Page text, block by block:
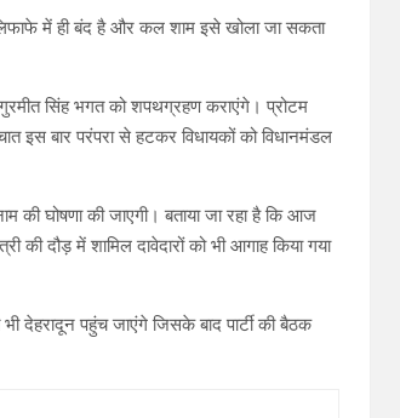
में ही बंद है और कल शाम इसे खोला जा सकता
सिंह भगत को शपथग्रहण कराएंगे। प्रोटम
इस बार परंपरा से हटकर विधायकों को विधानमंडल
घोषणा की जाएगी। बताया जा रहा है कि आज
दौड़ में शामिल दावेदारों को भी आगाह किया गया
देहरादून पहुंच जाएंगे जिसके बाद पार्टी की बैठक